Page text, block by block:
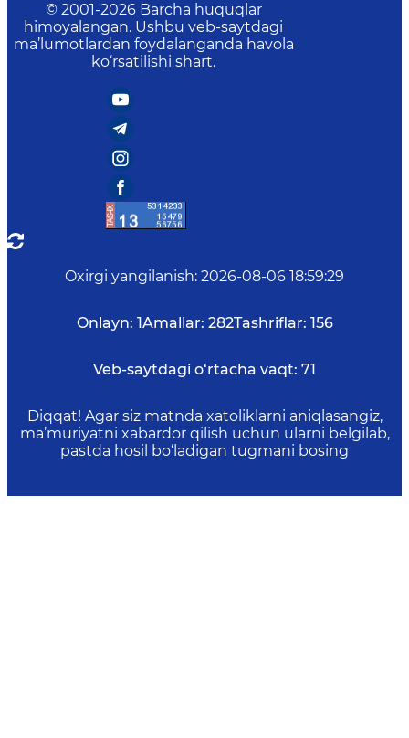
© 2001-2026 Barcha huquqlar
himoyalangan. Ushbu veb-saytdagi
ma’lumotlardan foydalanganda havola
ko‘rsatilishi shart.
Oxirgi yangilanish: 2026-08-06 18:59:29
Onlayn: 1Amallar: 282Tashriflar: 156
Veb-saytdagi o‘rtacha vaqt: 71
Diqqat! Agar siz matnda xatoliklarni aniqlasangiz,
ma’muriyatni xabardor qilish uchun ularni belgilab,
pastda hosil bo‘ladigan tugmani bosing